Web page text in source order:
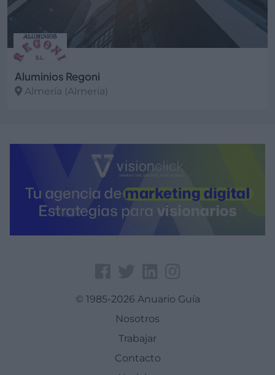
Aluminios Regoni
Almería (Almería)
© 1985-2026 Anuario Guía
Nosotros
Trabajar
Contacto